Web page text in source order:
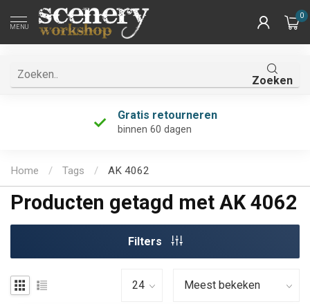
MENU
0
Zoeken
Gratis retourneren
binnen 60 dagen
Home / Tags / AK 4062
Producten getagd met AK 4062
Filters